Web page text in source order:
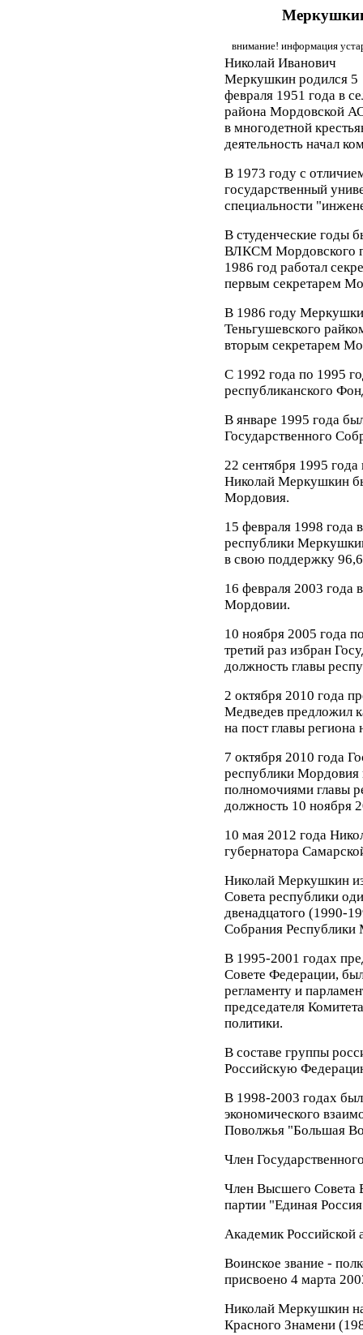
внимание! информация
Николай Иванович
Меркушкин родился 5
февраля 1951 года в
района Мордовской
в многодетной
деятельность начал
В 1973 году с
государственный
специальности
В студенческие годы
ВЛКСМ Мордовского
1986 год работал
первым секретарем
В 1986 году
Теньгушевского
вторым секретарем
С 1992 года по 1995
республиканского
В январе 1995 года
Государственного
22 сентября 1995
Николай Меркушкин
Мордовия.
15 февраля 1998 года
республики
в свою поддержку
16 февраля 2003 года
Мордовии.
10 ноября 2005 года
третий раз избран
должность главы
2 октября 2010 года
Медведев предложил
на пост главы региона
7 октября 2010 года
республики
полномочиями главы
должность 10 ноября
10 мая 2012 года
губернатора
Николай Меркушкин
Совета республики
двенадцатого (1990-
Собрания Республики
В 1995-2001 годах
Совете Федерации,
регламенту и
председателя
политики.
В составе группы
Российскую
В 1998-2003 годах
экономического
Поволжья "Большая
Член
Член Высшего Совета
партии "Единая
Академик Российской
Воинское звание -
присвоено 4 марта
Николай Меркушкин
Красного Знамени